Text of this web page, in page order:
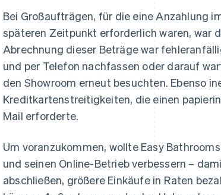
Bei Großaufträgen, für die eine Anzahlung
späteren Zeitpunkt erforderlich waren, war
Abrechnung dieser Beträge war
und per Telefon nachfassen oder darauf
den Showroom erneut besuchten. Ebenso
Kreditkartenstreitigkeiten, die einen
Mail erforderte.
Um voranzukommen, wollte Easy
und seinen Online-Betrieb verbessern –
abschließen, größere Einkäufe in Raten